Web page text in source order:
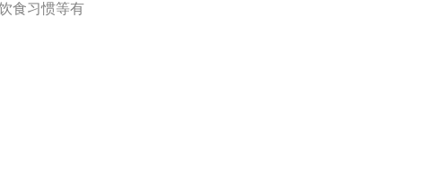
食习惯等有